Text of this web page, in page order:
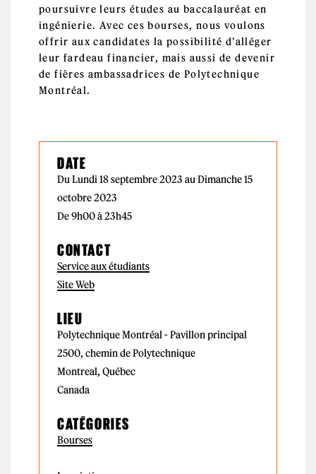
poursuivre leurs études au baccalauréat en
ingénierie. Avec ces bourses, nous voulons
offrir aux candidates la possibilité d’alléger
leur fardeau financier, mais aussi de devenir
de fières ambassadrices de Polytechnique
Montréal.
DATE
Du Lundi 18 septembre 2023 au Dimanche 15
octobre 2023
De 9h00 à 23h45
CONTACT
Service aux étudiants
Site Web
LIEU
Polytechnique Montréal - Pavillon principal
2500, chemin de Polytechnique
Montreal, Québec
Canada
CATÉGORIES
Bourses